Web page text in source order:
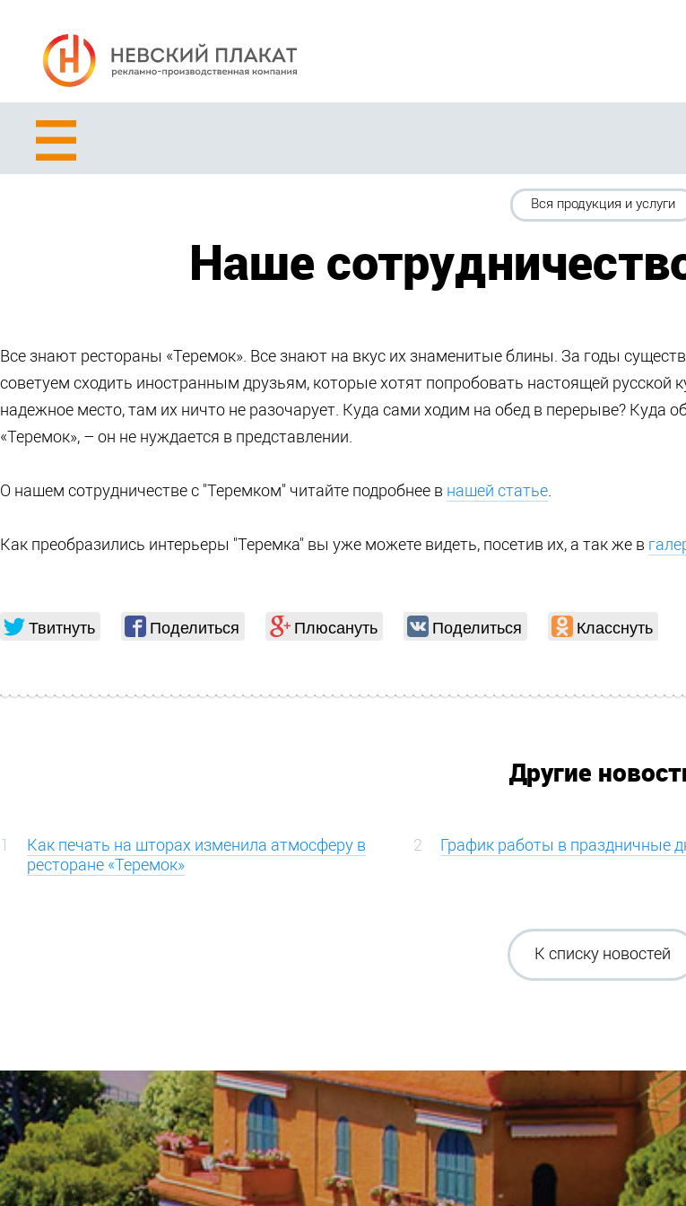
Вся продукция и услуги
Наше
Все знают рестораны «Теремок». Все знают на вкус их знаменитые блины. За годы
советуем сходить иностранным друзьям, которые хотят попробовать настоящей русской
надежное место, там их ничто не разочарует. Куда сами ходим на обед в перерыве? Куда
«Теремок», – он не нуждается в представлении.
О нашем сотрудничестве с "Теремком" читайте подробнее в нашей статье.
Как преобразились интерьеры "Теремка" вы уже можете видеть, посетив их, а так же в
Твитнуть Поделиться Плюсануть Поделиться Класснуть
Другие
1
Как печать на шторах изменила атмосферу в
ресторане «Теремок»
2 График работы в праздничные
К списку новостей